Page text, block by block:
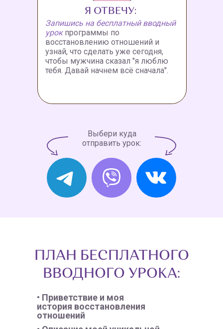
Я ОТВЕЧУ:
Запишись на бесплатный вводный
урокпрограммы по
восстановлению отношений и
узнай, что сделать уже сегодня,
чтобы мужчина сказал "я люблю
тебя. Давай начнем всё сначала".
Выбери куда
отправить урок:
ПЛАН БЕСПЛАТНОГО
ВВОДНОГО УРОКА:
• Приветствие и моя
история восстановления
отношений